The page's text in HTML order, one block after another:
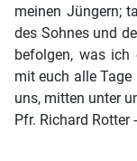
meinen Jüngern;
des Sohnes und
befolgen, was ich
mit euch alle Tage
uns, mitten unter
Pfr. Richard Rotter